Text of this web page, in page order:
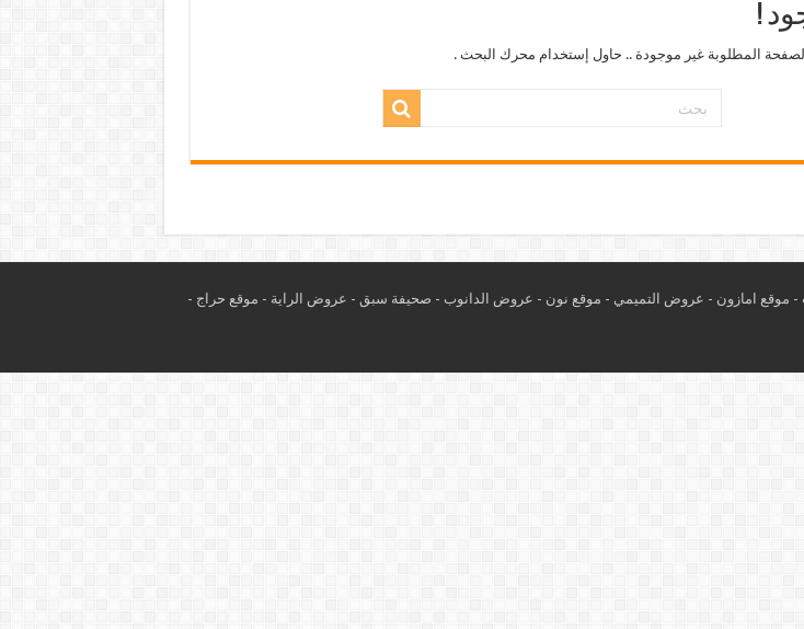
!
المطلوبة غير موجودة .. حاول إستخدام محرك البحث .
- موقع امازون - عروض التميمي - موقع نون - عروض الدانوب - صحيفة سبق - عروض الراية - موقع حراج -